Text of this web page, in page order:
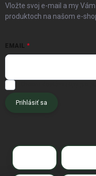
Vložte svoj e-mail a my
produktoch na našom e-
EMAIL
Prihlásiť sa